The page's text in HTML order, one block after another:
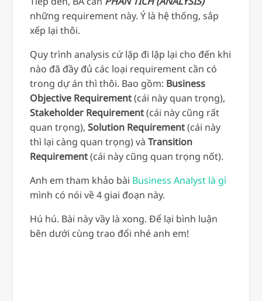
những requirement này. Ý là hệ thống, sắp
xếp lại thôi.
Quy trình analysis cứ lặp đi lặp lại cho đến khi
nào đã đầy đủ các loại requirement cần có
trong dự án thì thôi. Bao gồm: Business
Objective Requirement(cái này quan trọng),
Stakeholder Requirement(cái này cũng rất
quan trọng), Solution Requirement(cái này
thì lại càng quan trọng) và Transition
Requirement(cái này cũng quan trọng nốt).
Anh em tham khảo bài Business Analyst là gì
mình có nói về 4 giai đoạn này.
Hú hú. Bài này vầy là xong. Để lại bình luận
bên dưới cùng trao đổi nhé anh em!